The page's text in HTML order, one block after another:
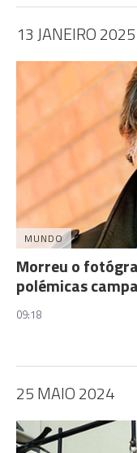
13 JANEIRO 2025
MUNDO
Morreu o
polémicas
09:18
25 MAIO 2024